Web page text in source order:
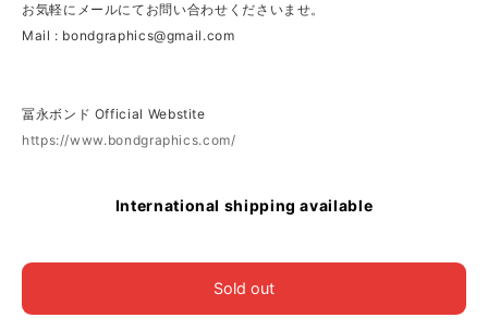
お気軽にメールにてお問い合わせくださいませ。
Mail : bondgraphics@gmail.com
冨永ボンド Official Webstite
https://www.bondgraphics.com/
International shipping available
Sold out